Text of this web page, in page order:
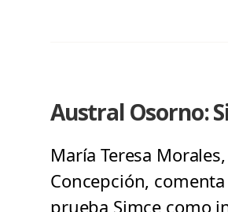
Austral Osorno:
María Teresa
Concepción,
prueba Simce como